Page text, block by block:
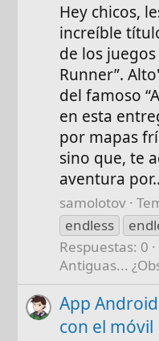
Hey chicos,
increíble
de los
Runner”.
del famoso
en esta
por mapas
sino que, te
aventura
samolotov
endless
Respuestas: 0
Antiguas...
App
con el móvil